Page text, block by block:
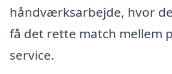
håndværksarbejde, hvor
få det rette match mellem
service.